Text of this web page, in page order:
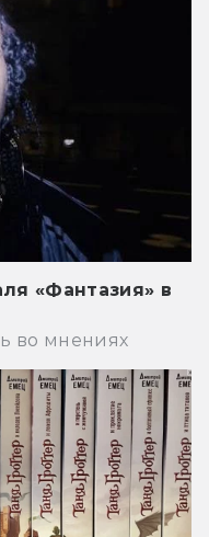
«Фантазия» в
во мнениях